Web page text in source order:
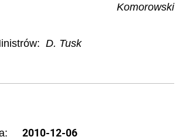
Komorowski
D. Tusk
2010-12-06